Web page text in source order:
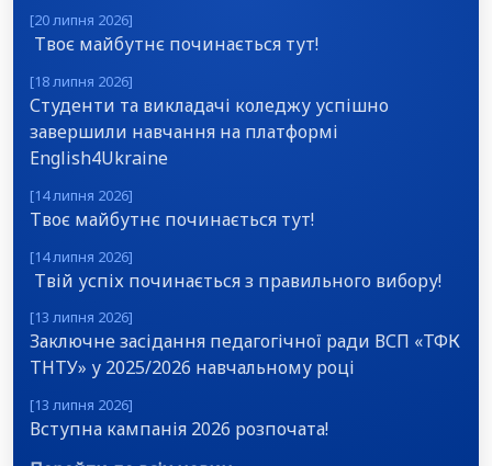
[20 липня 2026]
Твоє майбутнє починається тут!
[18 липня 2026]
Студенти та викладачі коледжу успішно
завершили навчання на платформі
English4Ukraine
[14 липня 2026]
Твоє майбутнє починається тут!
[14 липня 2026]
Твій успіх починається з правильного вибору!
[13 липня 2026]
Заключне засідання педагогічної ради ВСП «ТФК
ТНТУ» у 2025/2026 навчальному році
[13 липня 2026]
Вступна кампанія 2026 розпочата!